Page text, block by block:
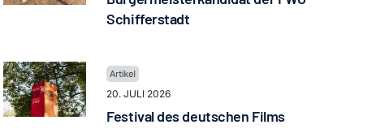
Schifferstadt
20. JULI 2026
Festival des deutschen Films